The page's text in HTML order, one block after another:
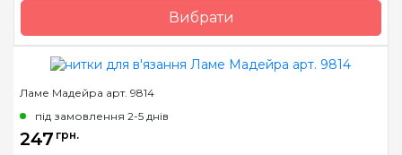
Вибрати
Бренд
Madeira
Країна виробник
Німеччина
Вага мотка
Метраж
Ламе Мадейра арт. 9814
під замовлення 2-5 днів
247 грн.